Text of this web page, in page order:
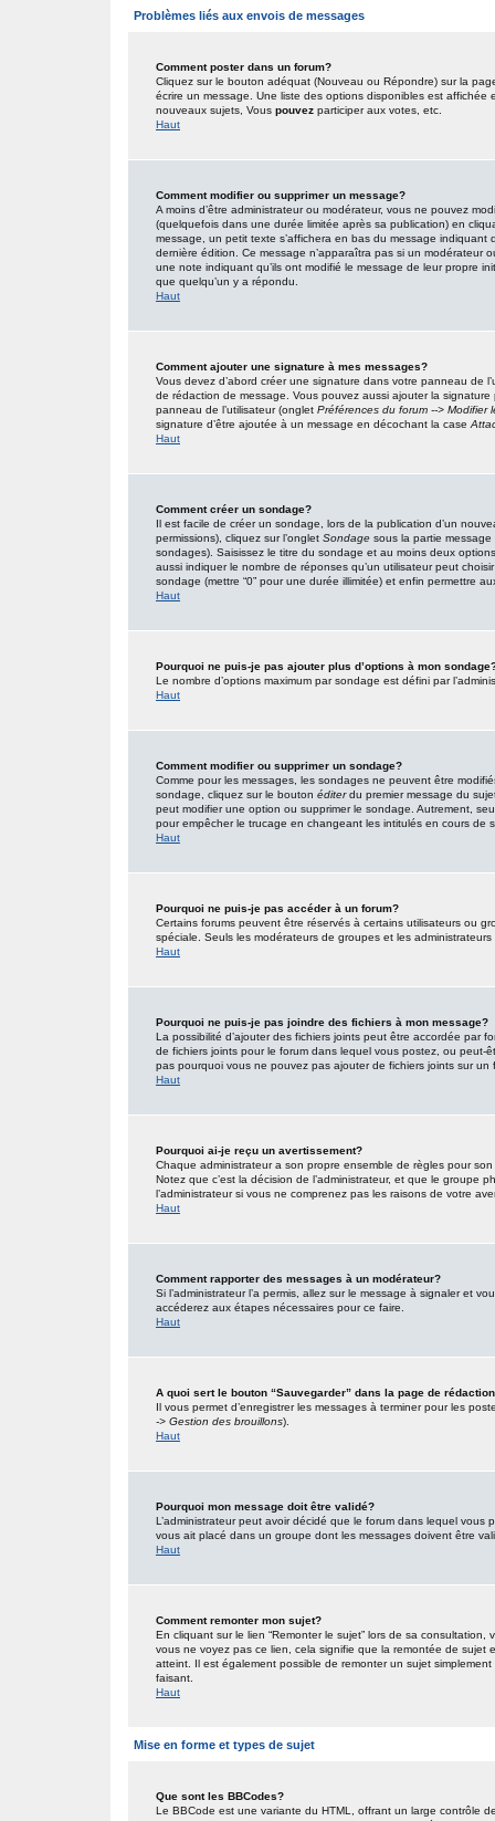
Problèmes liés aux envois de messages
Comment poster dans un forum?
Cliquez sur le bouton adéquat (Nouveau ou Répondre) sur la
écrire un message. Une liste des options disponibles est
nouveaux sujets, Vous pouvez participer aux votes, etc.
Haut
Comment modifier ou supprimer un message?
A moins d’être administrateur ou modérateur, vous ne pouvez
(quelquefois dans une durée limitée après sa publication) en
message, un petit texte s’affichera en bas du message indiquant
dernière édition. Ce message n’apparaîtra pas si un modérateur
une note indiquant qu’ils ont modifié le message de leur propre
que quelqu’un y a répondu.
Haut
Comment ajouter une signature à mes messages?
Vous devez d’abord créer une signature dans votre panneau de
de rédaction de message. Vous pouvez aussi ajouter la
panneau de l’utilisateur (onglet Préférences du forum --> Modifier
signature d’être ajoutée à un message en décochant la case
Haut
Comment créer un sondage?
Il est facile de créer un sondage, lors de la publication d’un
permissions), cliquez sur l’onglet Sondage sous la partie
sondages). Saisissez le titre du sondage et au moins deux
aussi indiquer le nombre de réponses qu’un utilisateur peut
sondage (mettre “0” pour une durée illimitée) et enfin permettre
Haut
Pourquoi ne puis-je pas ajouter plus d’options à mon
Le nombre d’options maximum par sondage est défini par
Haut
Comment modifier ou supprimer un sondage?
Comme pour les messages, les sondages ne peuvent être
sondage, cliquez sur le bouton éditerdu premier message du
peut modifier une option ou supprimer le sondage. Autrement,
pour empêcher le trucage en changeant les intitulés en cours de
Haut
Pourquoi ne puis-je pas accéder à un forum?
Certains forums peuvent être réservés à certains utilisateurs ou
spéciale. Seuls les modérateurs de groupes et les
Haut
Pourquoi ne puis-je pas joindre des fichiers à mon message?
La possibilité d’ajouter des fichiers joints peut être accordée par
de fichiers joints pour le forum dans lequel vous postez, ou peut-
pas pourquoi vous ne pouvez pas ajouter de fichiers joints sur un
Haut
Pourquoi ai-je reçu un avertissement?
Chaque administrateur a son propre ensemble de règles pour
Notez que c’est la décision de l’administrateur, et que le groupe
l’administrateur si vous ne comprenez pas les raisons de votre
Haut
Comment rapporter des messages à un modérateur?
Si l’administrateur l’a permis, allez sur le message à signaler et
accéderez aux étapes nécessaires pour ce faire.
Haut
A quoi sert le bouton “Sauvegarder” dans la page de
Il vous permet d’enregistrer les messages à terminer pour les
-> Gestion des brouillons).
Haut
Pourquoi mon message doit être validé?
L’administrateur peut avoir décidé que le forum dans lequel
vous ait placé dans un groupe dont les messages doivent être
Haut
Comment remonter mon sujet?
En cliquant sur le lien “Remonter le sujet” lors de sa consultation,
vous ne voyez pas ce lien, cela signifie que la remontée de sujet
atteint. Il est également possible de remonter un sujet
faisant.
Haut
Mise en forme et types de sujet
Que sont les BBCodes?
Le BBCode est une variante du HTML, offrant un large contrôle